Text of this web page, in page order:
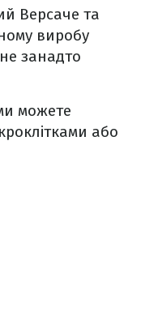
Версаче та
виробу
занадто
можете
або